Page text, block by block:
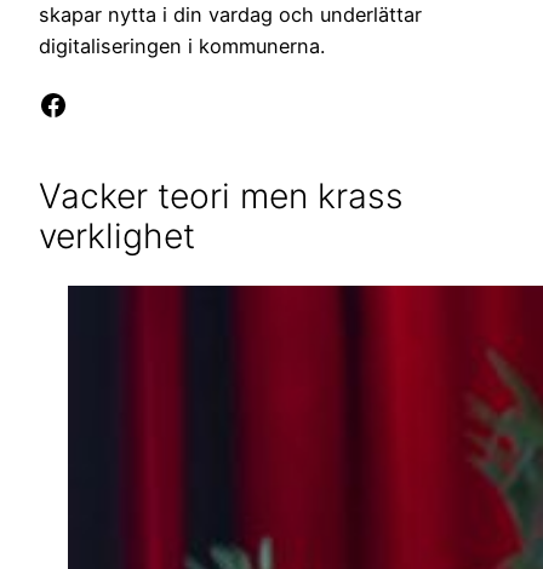
skapar nytta i din vardag och underlättar
digitaliseringen i kommunerna.
Facebook
Vacker teori men krass
verklighet